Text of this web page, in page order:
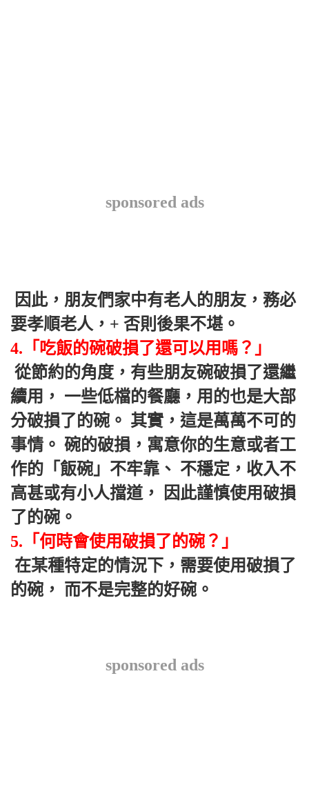
sponsored ads
要孝順老人，+ 否則後果不堪。
4.「吃飯的碗破損了還可以用嗎？」
續用， 一些低檔的餐廳，用的也是大部
分破損了的碗。 其實，這是萬萬不可的
事情。 碗的破損，寓意你的生意或者工
作的「飯碗」不牢靠、 不穩定，收入不
高甚或有小人擋道， 因此謹慎使用破損
了的碗。
5.「何時會使用破損了的碗？」
的碗， 而不是完整的好碗。
sponsored ads